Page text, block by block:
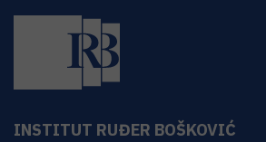
INSTITUT RUĐER BOŠKOVIĆ